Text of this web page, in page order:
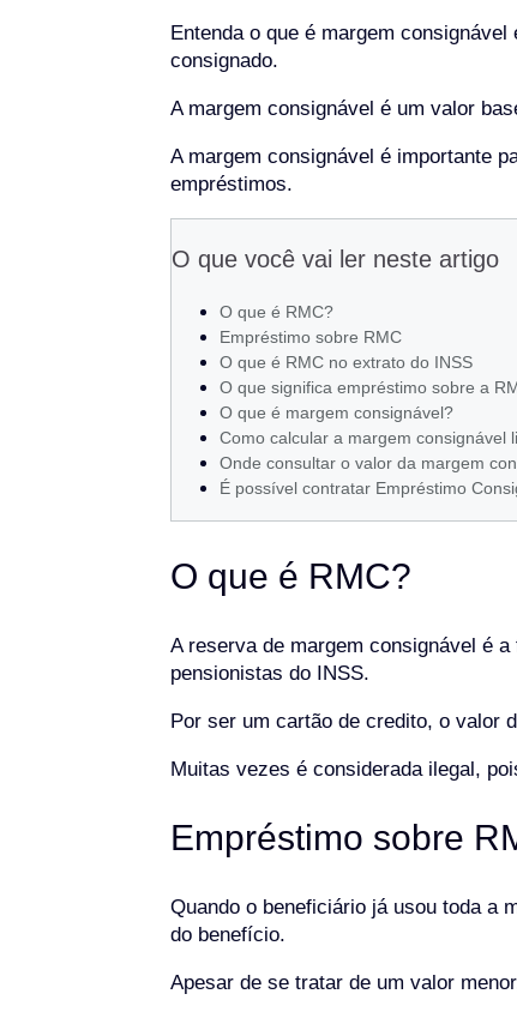
Entenda o que é margem
consignado.
A margem consignável é um valor
A margem consignável é importante
empréstimos.
O que você vai ler neste artigo
O que é RMC?
Empréstimo sobre RMC
O que é RMC no extrato do INSS
O que significa empréstimo sobre a
O que é margem consignável?
Como calcular a margem consignável
Onde consultar o valor da margem
É possível contratar Empréstimo
O que é RMC?
A reserva de margem consignável é
pensionistas do INSS.
Por ser um cartão de credito, o valor
Muitas vezes é considerada ilegal,
Empréstimo sobre
Quando o beneficiário já usou toda a
do benefício.
Apesar de se tratar de um valor